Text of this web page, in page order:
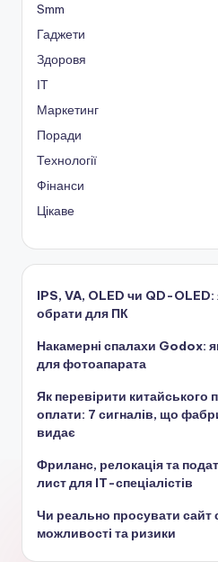
Smm
Гаджети
Здоровя
ІТ
Маркетинг
Поради
Технології
Фінанси
Цікаве
IPS, VA, OLED чи QD-
обрати для ПК
Накамерні спалахи Godox:
для фотоапарата
Як перевірити китайського
оплати: 7 сигналів, що
видає
Фриланс, релокація та
лист для IT-спеціалістів
Чи реально просувати сайт
можливості та ризики